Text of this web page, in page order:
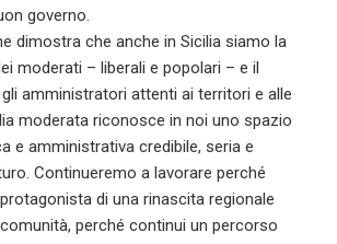
governo.
dimostra che anche in Sicilia siamo la
moderati – liberali e popolari – e il
amministratori attenti ai territori e alle
moderata riconosce in noi uno spazio
e amministrativa credibile, seria e
Continueremo a lavorare perché
di una rinascita regionale
perché continui un percorso